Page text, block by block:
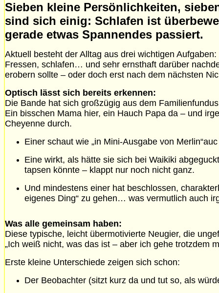
Sieben kleine Persönlichkeiten,
sind sich einig: Schlafen ist
gerade etwas Spannendes passiert.
Aktuell besteht der Alltag aus drei wichtigen Aufgaben:
Fressen, schlafen… und sehr ernsthaft darüber
erobern sollte – oder doch erst nach dem nächsten
Optisch lässt sich bereits erkennen:
Die Bande hat sich großzügig aus dem
Ein bisschen Mama hier, ein Hauch Papa da – und
Cheyenne durch.
Einer schaut wie „in Mini-Ausgabe von
Eine wirkt, als hätte sie sich bei Waikiki
tapsen könnte – klappt nur noch nicht ganz.
Und mindestens einer hat beschlossen,
eigenes Ding“ zu gehen… was vermutlich auch
Was alle gemeinsam haben:
Diese typische, leicht übermotivierte Neugier, die
„Ich weiß nicht, was das ist – aber ich gehe trotzdem
Erste kleine Unterschiede zeigen sich schon:
Der Beobachter (sitzt kurz da und tut so, als